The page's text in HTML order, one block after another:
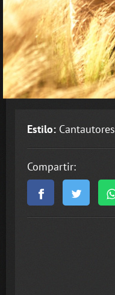
Estilo: Cantautores
Compartir: